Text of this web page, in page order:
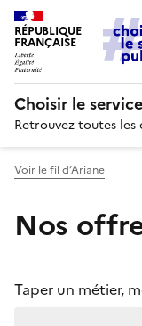
RÉPUBLIQUE
FRANÇAISE
Choisir le
Retrouvez toutes
Voir le fil d’Ariane
Nos
Taper un métier,